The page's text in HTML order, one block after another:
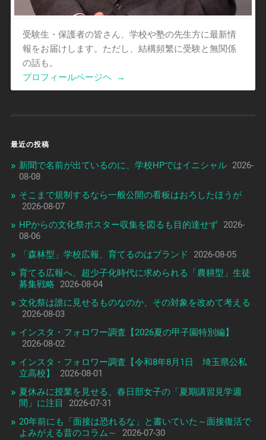
受験生・保護者の皆さん、学校や塾の先生方に最新情
報をお届けします。ただし、結構頻繁に受験と無関係
の話も。
プロフィールページヘ
→
最近の投稿
新聞で名前が出ているのに、学校HPではイニシャル 2026-
08-08
そこまで規制するなら一般公開の看板はおろしたほうが
2026-08-07
HPからの文化祭ポスター収集を図るも目的達せず 2026-
08-06
「森林型」学校広報、育てるのはブランド
2026-08-05
育てる広報へ、超少子化時代に求められる「農耕型」生徒
募集戦略
2026-08-04
文化祭は誰に見せるものなのか、その対象を改めて考える
2026-08-03
インスタ・フォロワー調査【2026夏の甲子園特別編】
2026-08-02
インスタ・フォロワー調査【令和8年8月1日 埼玉県公私
立高校】
2026-08-01
夏休みに授業を見せる、春日部女子の「夏期講習見学週
間」に注目
2026-07-31
20年前にも「面接は恐れるな」と書いていた～面接復活で
よみがえる昔のコラム～
2026-07-30